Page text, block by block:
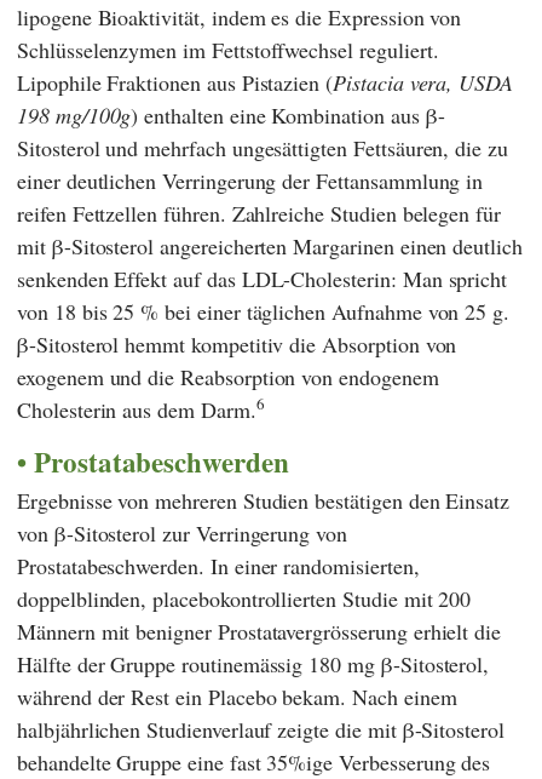
lipogene Bioaktivität, indem es die Expression von
Schlüsselenzymen im Fettstoffwechsel reguliert.
Lipophile Fraktionen aus Pistazien (Pistacia vera, USDA
198 mg/100g) enthalten eine Kombination aus β-
Sitosterol und mehrfach ungesättigten Fettsäuren, die zu
einer deutlichen Verringerung der Fettansammlung in
reifen Fettzellen führen. Zahlreiche Studien belegen für
mit β-Sitosterol angereicherten Margarinen einen deutlich
senkenden Effekt auf das LDL-Cholesterin: Man spricht
von 18 bis 25 % bei einer täglichen Aufnahme von 25 g.
β-Sitosterol hemmt kompetitiv die Absorption von
exogenem und die Reabsorption von endogenem
Cholesterin aus dem Darm.6
Prostatabeschwerden
Ergebnisse von mehreren Studien bestätigen den Einsatz
von β-Sitosterol zur Verringerung von
Prostatabeschwerden. In einer randomisierten,
doppelblinden, placebokontrollierten Studie mit 200
Männern mit benigner Prostatavergrösserung erhielt die
Hälfte der Gruppe routinemässig 180 mg β-Sitosterol,
während der Rest ein Placebo bekam. Nach einem
halbjährlichen Studienverlauf zeigte die mit β-Sitosterol
behandelte Gruppe eine fast 35%ige Verbesserung des